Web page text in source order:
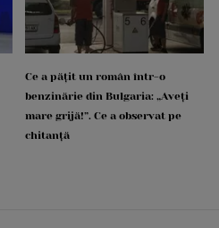
Ce a pățit un român într-o
benzinărie din Bulgaria: „Aveți
mare grijă!”. Ce a observat pe
chitanță